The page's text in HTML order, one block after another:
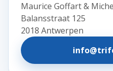
Maurice Goffart &
Balansstraat 125
2018 Antwerpen